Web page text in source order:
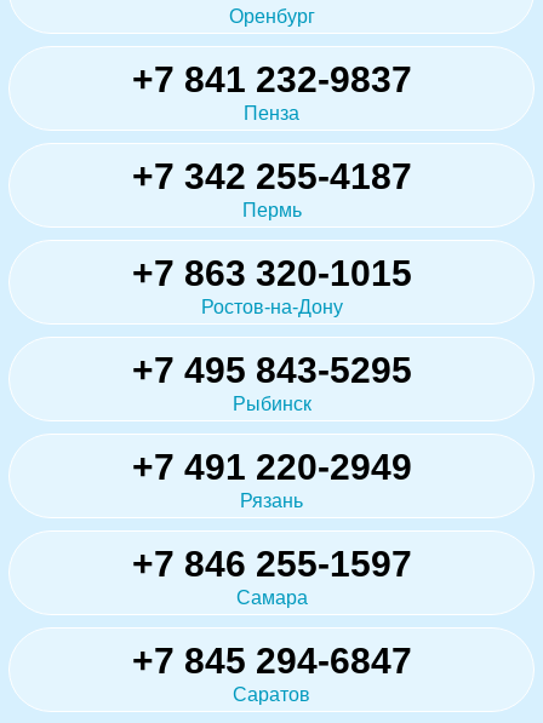
Оренбург
+7 841 232-9837
Пенза
+7 342 255-4187
Пермь
+7 863 320-1015
Ростов-на-Дону
+7 495 843-5295
Рыбинск
+7 491 220-2949
Рязань
+7 846 255-1597
Самара
+7 845 294-6847
Саратов